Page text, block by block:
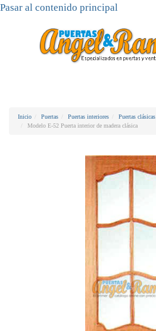
Pasar al contenido principal
Inicio Puertas Puertas interiores
Puertas clásicas
Modelo E-52 Puerta interior de madera clásica